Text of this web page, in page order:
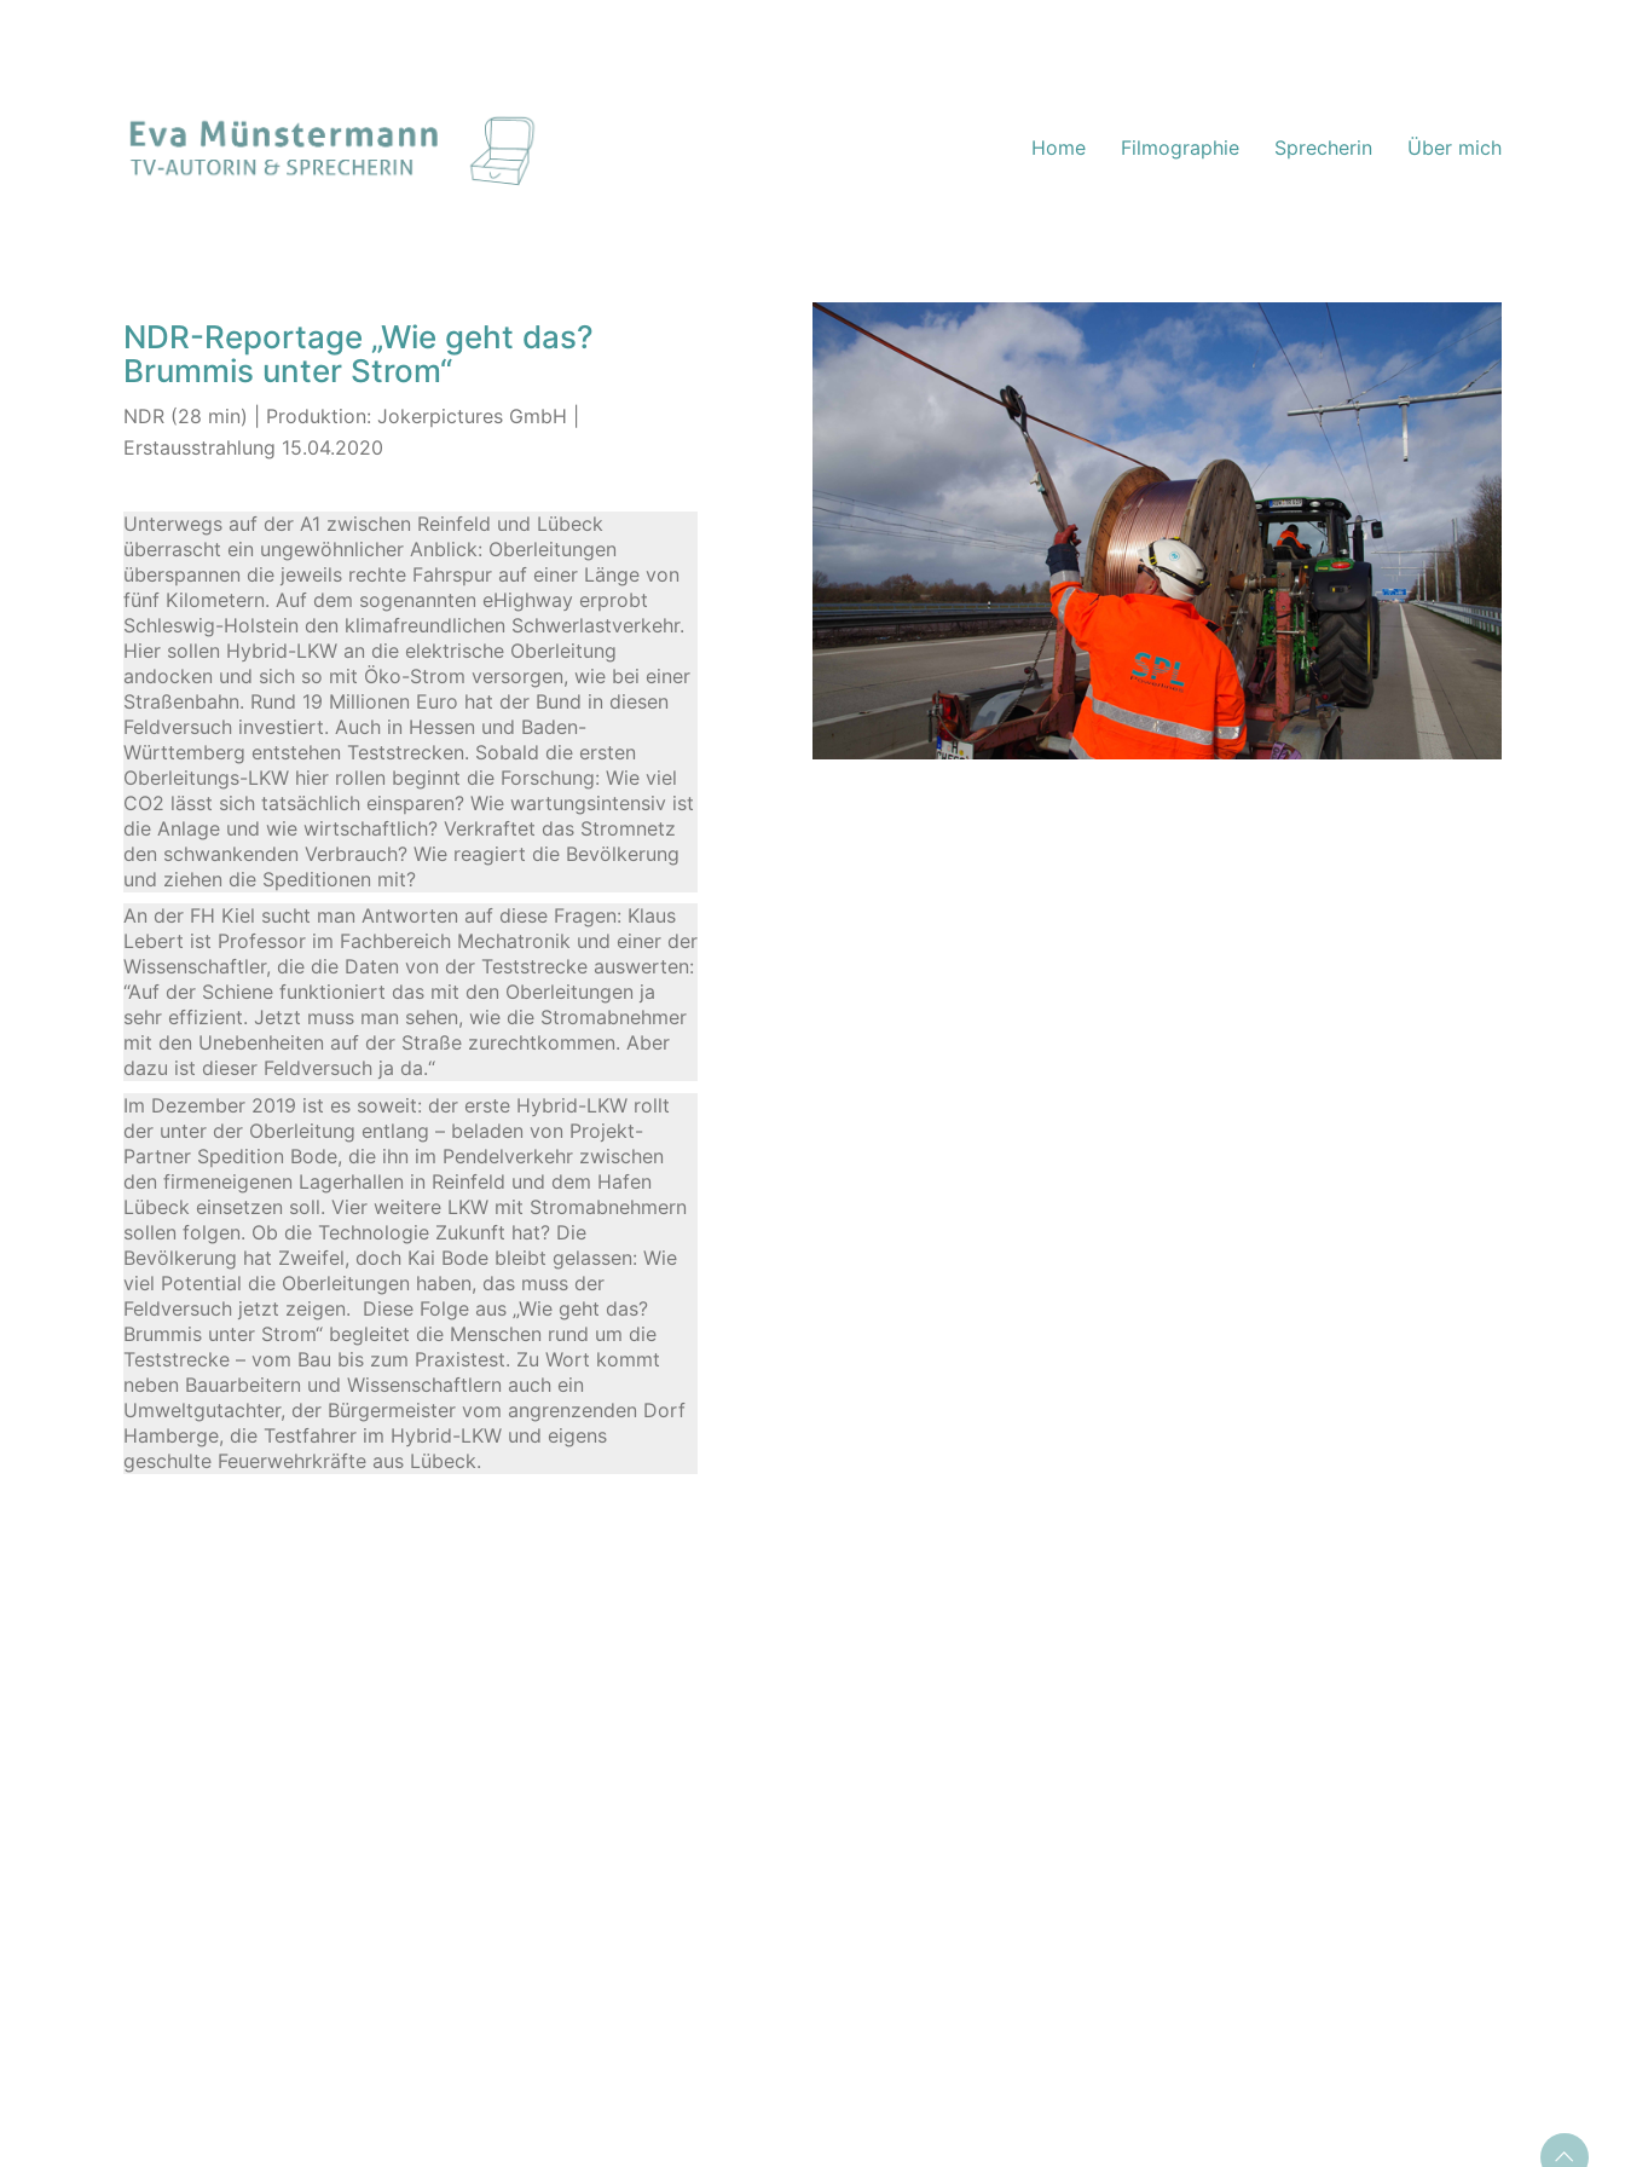
Home Filmographie Sprecherin Über mich
NDR-Reportage „Wie geht das?
Brummis unter Strom“
NDR (28 min) | Produktion: Jokerpictures GmbH |
Erstausstrahlung 15.04.2020
Unterwegs auf der A1 zwischen Reinfeld und Lübeck
überrascht ein ungewöhnlicher Anblick: Oberleitungen
überspannen die jeweils rechte Fahrspur auf einer Länge von
fünf Kilometern. Auf dem sogenannten eHighway erprobt
Schleswig-Holstein den klimafreundlichen Schwerlastverkehr.
Hier sollen Hybrid-LKW an die elektrische Oberleitung
andocken und sich so mit Öko-Strom versorgen, wie bei einer
Straßenbahn. Rund 19 Millionen Euro hat der Bund in diesen
Feldversuch investiert. Auch in Hessen und Baden-
Württemberg entstehen Teststrecken. Sobald die ersten
Oberleitungs-LKW hier rollen beginnt die Forschung: Wie viel
CO2 lässt sich tatsächlich einsparen? Wie wartungsintensiv ist
die Anlage und wie wirtschaftlich? Verkraftet das Stromnetz
den schwankenden Verbrauch? Wie reagiert die Bevölkerung
und ziehen die Speditionen mit?
An der FH Kiel sucht man Antworten auf diese Fragen: Klaus
Lebert ist Professor im Fachbereich Mechatronik und einer der
Wissenschaftler, die die Daten von der Teststrecke auswerten:
“Auf der Schiene funktioniert das mit den Oberleitungen ja
sehr effizient. Jetzt muss man sehen, wie die Stromabnehmer
mit den Unebenheiten auf der Straße zurechtkommen. Aber
dazu ist dieser Feldversuch ja da.“
Im Dezember 2019 ist es soweit: der erste Hybrid-LKW rollt
der unter der Oberleitung entlang – beladen von Projekt-
Partner Spedition Bode, die ihn im Pendelverkehr zwischen
den firmeneigenen Lagerhallen in Reinfeld und dem Hafen
Lübeck einsetzen soll. Vier weitere LKW mit Stromabnehmern
sollen folgen. Ob die Technologie Zukunft hat? Die
Bevölkerung hat Zweifel, doch Kai Bode bleibt gelassen: Wie
viel Potential die Oberleitungen haben, das muss der
Feldversuch jetzt zeigen. Diese Folge aus „Wie geht das?
Brummis unter Strom“ begleitet die Menschen rund um die
Teststrecke – vom Bau bis zum Praxistest. Zu Wort kommt
neben Bauarbeitern und Wissenschaftlern auch ein
Umweltgutachter, der Bürgermeister vom angrenzenden Dorf
Hamberge, die Testfahrer im Hybrid-LKW und eigens
geschulte Feuerwehrkräfte aus Lübeck.